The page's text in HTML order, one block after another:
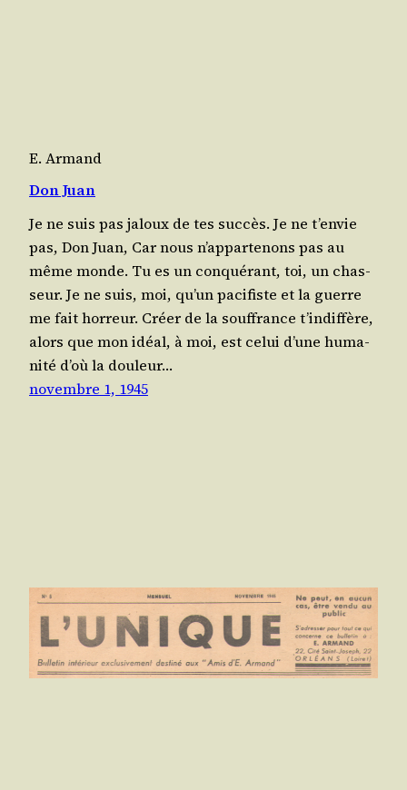
E. Armand
Don Juan
Je ne suis pas jaloux de tes suc­cès. Je ne t’en­vie
pas, Don Juan, Car nous n’ap­par­te­nons pas au
même monde. Tu es un conqué­rant, toi, un chas­
seur. Je ne suis, moi, qu’un paci­fiste et la guerre
me fait horreur. Créer de la souf­france t’in­dif­fère,
alors que mon idéal, à moi, est celui d’une huma­
ni­té d’où la dou­leur…
novembre 1, 1945